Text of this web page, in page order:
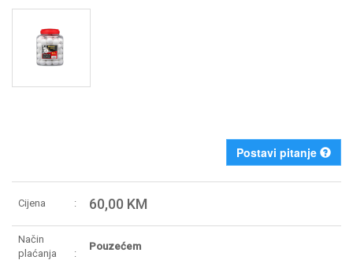
Postavi pitanje
Cijena 60,00 KM
Način
plaćanja
Pouzećem